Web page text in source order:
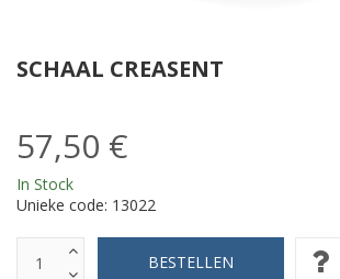
SCHAAL CREASENT
57,50 €
In Stock
Unieke code: 13022